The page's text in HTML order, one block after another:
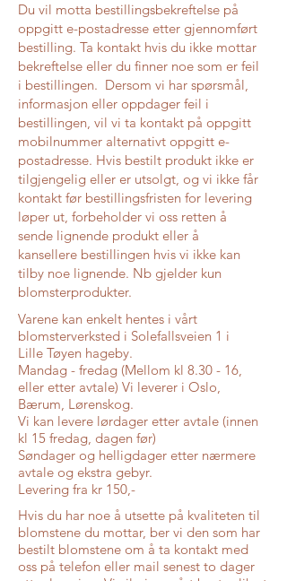
Du vil motta bestillingsbekreftelse på
oppgitt e-postadresse etter gjennomført
bestilling. Ta kontakt hvis du ikke mottar
bekreftelse eller du finner noe som er feil
i bestillingen. Dersom vi har spørsmål,
informasjon eller oppdager feil i
bestillingen, vil vi ta kontakt på oppgitt
mobilnummer alternativt oppgitt e-
postadresse. Hvis bestilt produkt ikke er
tilgjengelig eller er utsolgt, og vi ikke får
kontakt før bestillingsfristen for levering
løper ut, forbeholder vi oss retten å
sende lignende produkt eller å
kansellere bestillingen hvis vi ikke kan
tilby noe lignende. Nb gjelder kun
blomsterprodukter. ​
Varene kan enkelt hentes i vårt
blomsterverksted i Solefallsveien 1 i
Lille Tøyen hageby.
Mandag - fredag (Mellom kl 8.30 - 16,
eller etter avtale) Vi leverer i Oslo,
Bærum, Lørenskog.
Vi kan levere lørdager etter avtale (innen
kl 15 fredag, dagen før)
Søndager og helligdager etter nærmere
avtale og ekstra gebyr.
Levering fra kr 150,-
Hvis du har noe å utsette på kvaliteten til
blomstene du mottar, ber vi den som har
bestilt blomstene om å ta kontakt med
oss på telefon eller mail senest to dager